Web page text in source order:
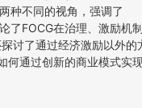
种不同的视角，强调了
了FOCG在治理、激励机
讨了通过经济激励以外的
何通过创新的商业模式实